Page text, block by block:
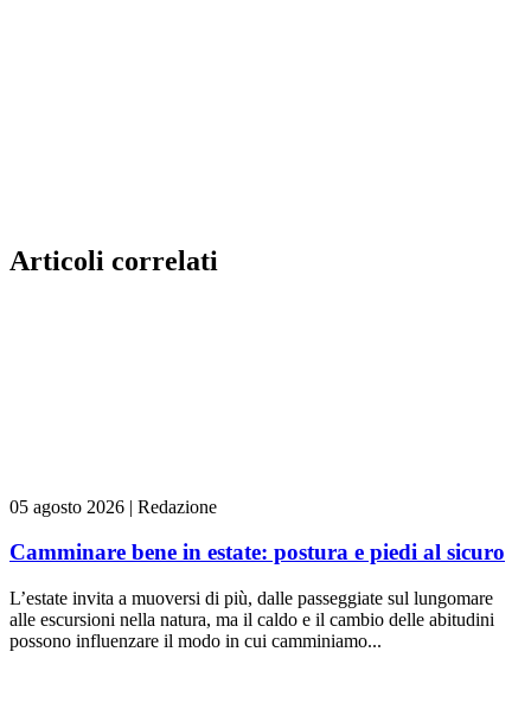
Articoli correlati
05 agosto 2026 | Redazione
Camminare bene in estate: postura e piedi al sicuro
L’estate invita a muoversi di più, dalle passeggiate sul lungomare
alle escursioni nella natura, ma il caldo e il cambio delle abitudini
possono influenzare il modo in cui camminiamo...